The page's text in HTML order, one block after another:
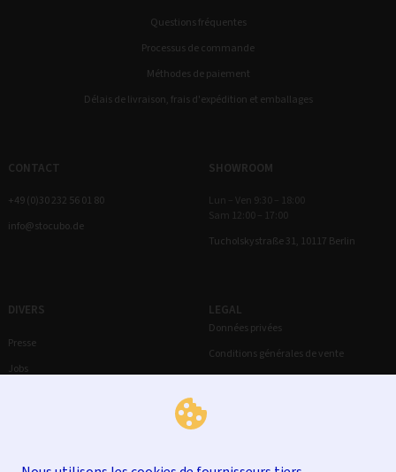
Questions fréquentes
Processus de commande
Méthodes de paiement
Délais de livraison, frais d'expédition et emballages
CONTACT
+49 (0)30 232 56 01 80
info@stocubo.de
SHOWROOM
Lun – Ven 9:30 – 18:00
Sam 12:00 – 17:00
Tucholskystraße 31, 10117 Berlin
DIVERS
Presse
Jobs
LEGAL
Données privées
Conditions générales de vente
Droit de rétractation